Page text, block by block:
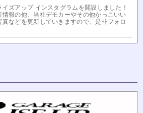
イズアップ インスタグラムを開設しました！
情報の他、当社デモカーやその他かっこいい
真などを更新していきますので、是非フォロ